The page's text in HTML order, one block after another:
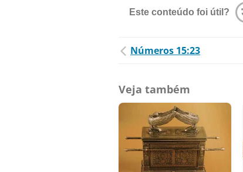
Este conteúdo foi útil?
Números 15:23
Veja também